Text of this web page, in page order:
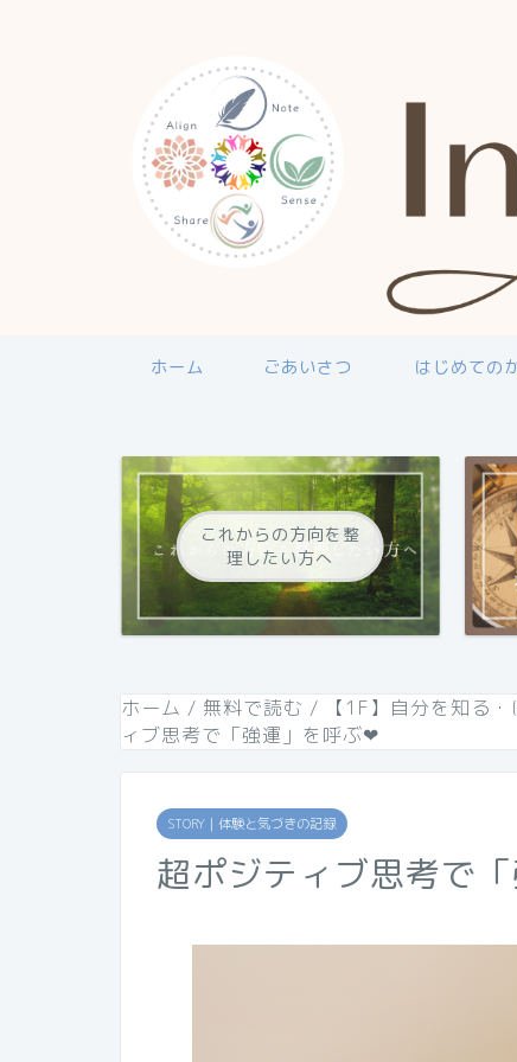
ホーム ごあいさつ はじめての
これからの方向を整
理したい方へ
ホーム / 無料で読む / 【1F】自分を知る
ィブ思考で「強運」を呼ぶ❤︎
STORY｜体験と気づきの記録
超ポジティブ思考で